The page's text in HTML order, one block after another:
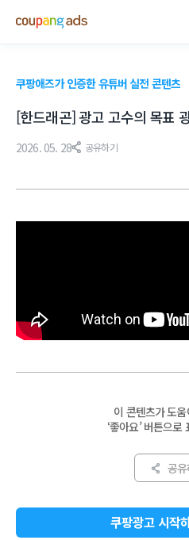
쿠팡애즈가 인증한 유튜버 실전 콘텐츠
[한드래곤] 광고 고수의 목표
2026. 05. 28 공유하기
이 콘텐츠가 도
‘좋아요’ 버튼으
공
쿠팡광고 시작